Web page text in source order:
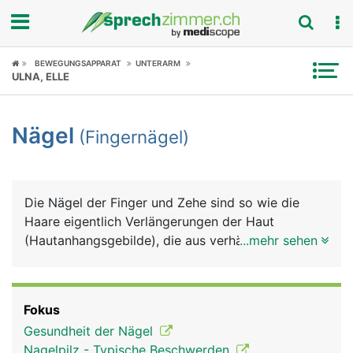
Fokus
Symptome
News
Rubriken
BEWEGUNGSAPPARAT UNTERARM
ULNA, ELLE
Nägel (Fingernägel)
Die Nägel der Finger und Zehe sind so wie die
Haare eigentlich Verlängerungen der Haut
(Hautanhangsgebilde), die aus verhärteten
verankert ist. Von dort aus schiebt sich die
Nagelplatte auf dem Nagelbett nach vorne. Das
...mehr sehen
Fokus
Gesundheit der Nägel
Nagelpilz - Typische Beschwerden